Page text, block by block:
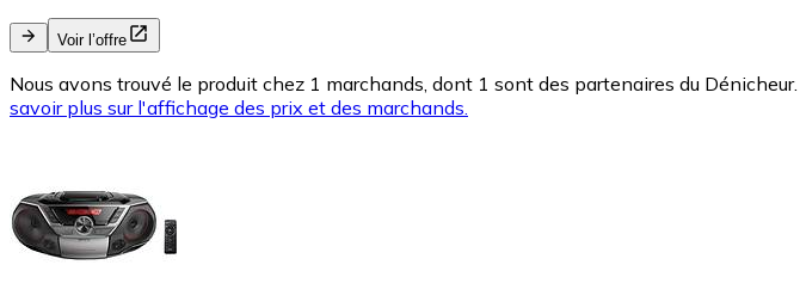
Voir l’offre
Nous avons trouvé le produit chez 1 marchands, dont 1 sont des partenaires du
savoir plus sur l'affichage des prix et des marchands.